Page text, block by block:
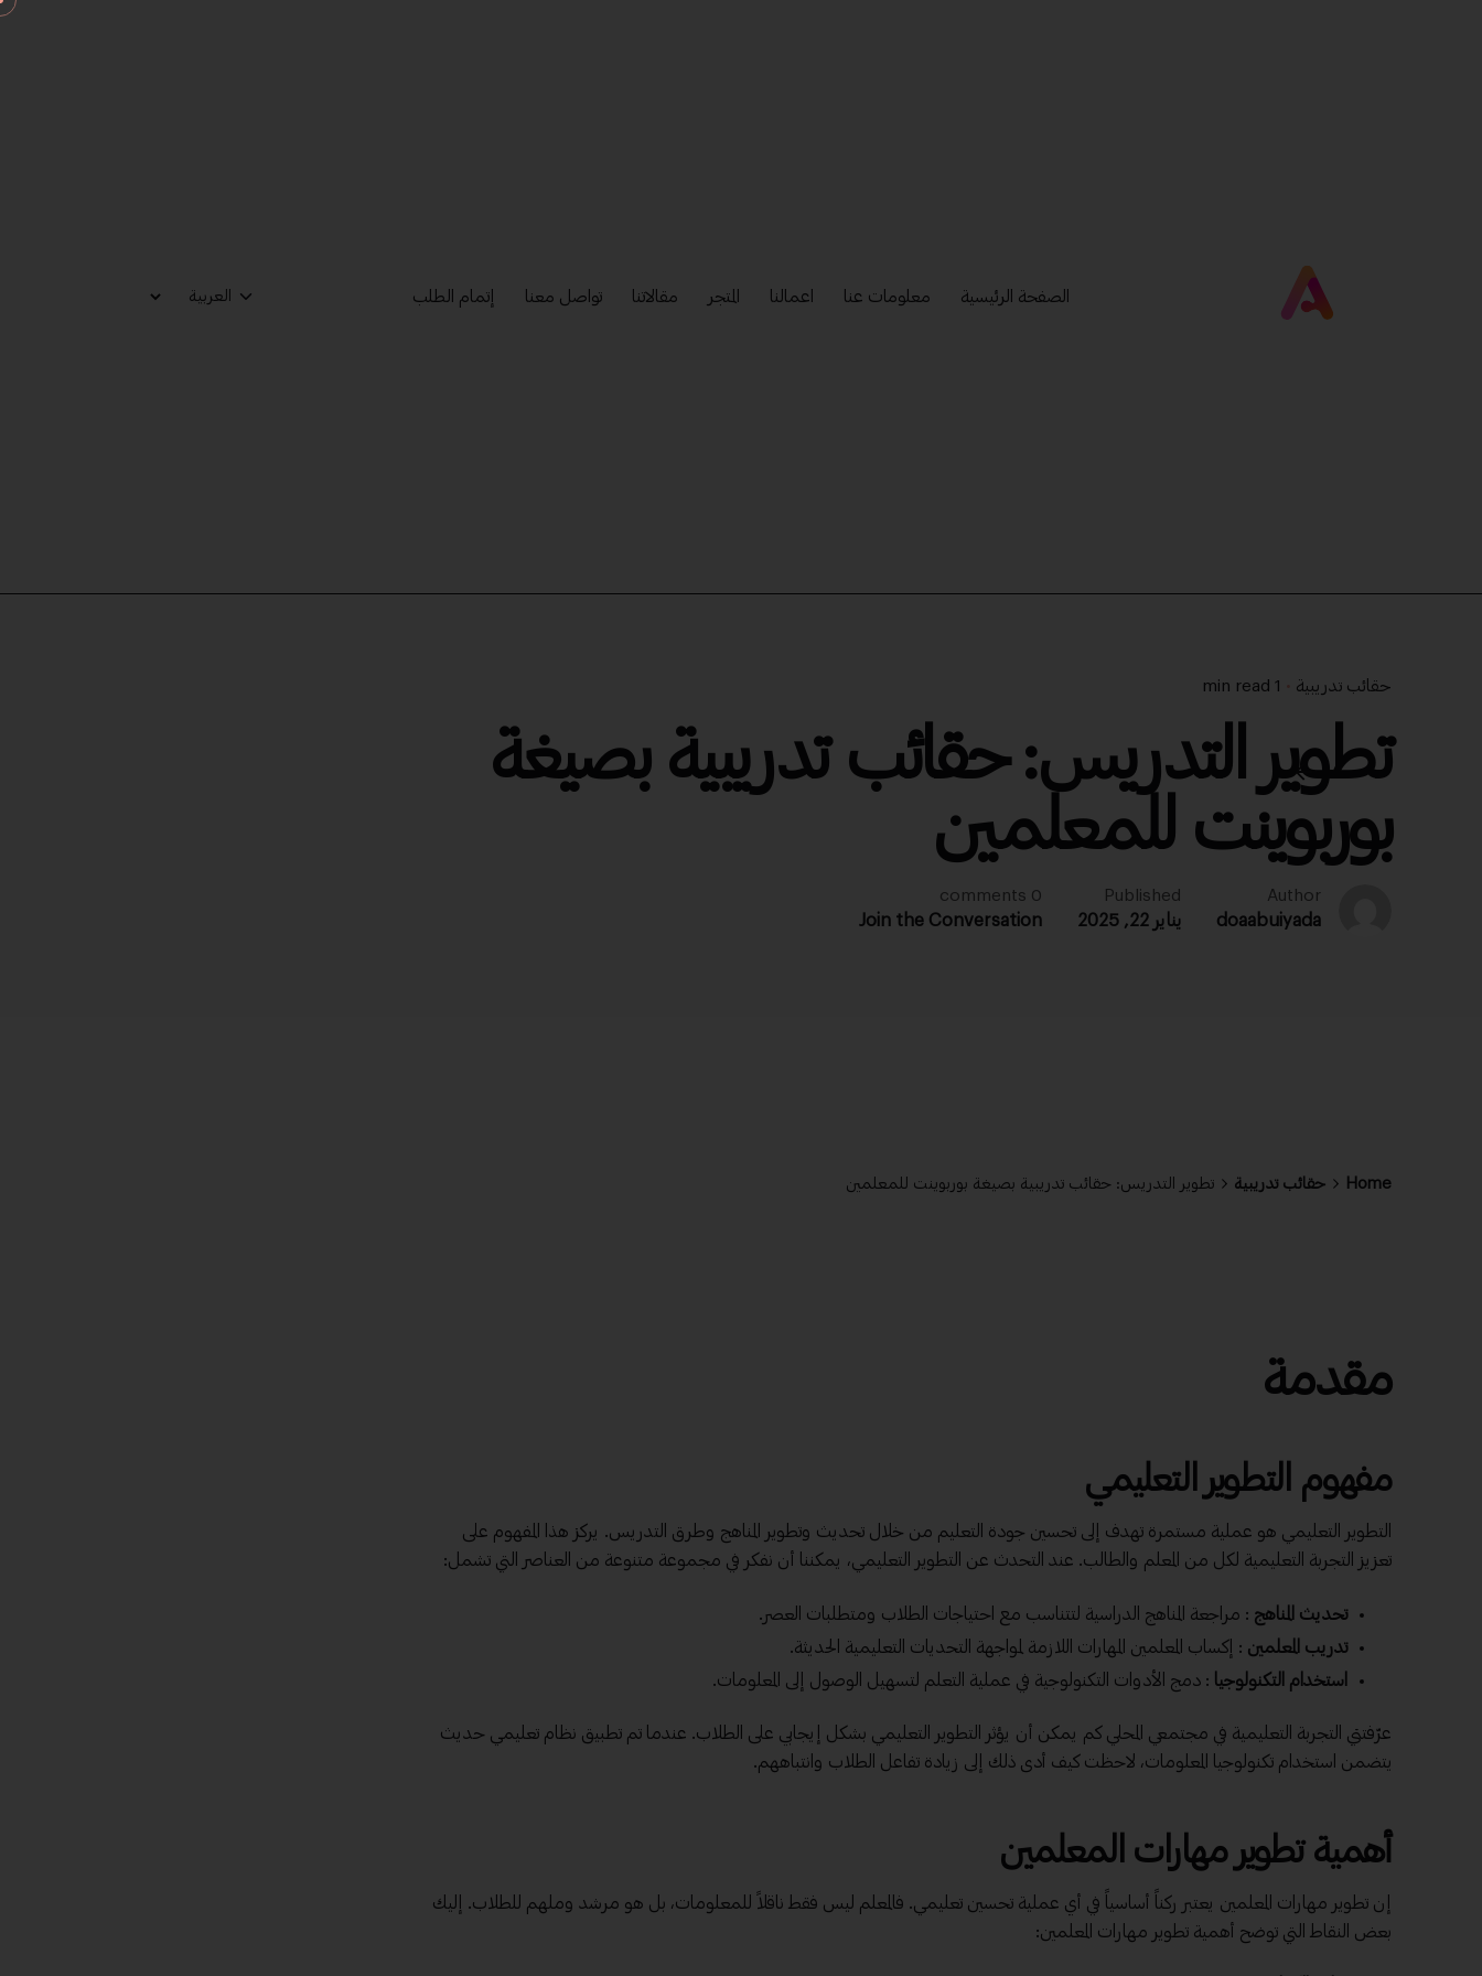
الصفحة الرئيسية معلومات عنا اعمالنا المتجر مقالاتنا تواصل معنا إتمام الطلب
حقائب تدريبية 1 min read
تطوير التدريس: حقائب تدريبية بصيغة
بوربوينت للمعلمين
Author
doaabuiyada
Published
يناير 22, 2025
0 comments
Join the Conversation
Home حقائب تدريبية تطوير التدريس: حقائب تدريبية بصيغة بوربوينت للمعلمين
مقدمة
مفهوم التطوير التعليمي
التطوير التعليمي هو عملية مستمرة تهدف إلى تحسين جودة التعليم من خلال تحديث وتطوير المناهج وطرق التدريس. يركز هذا المفهوم على
تعزيز التجربة التعليمية لكل من المعلم والطالب. عند التحدث عن التطوير التعليمي، يمكننا أن نفكر في مجموعة متنوعة من العناصر التي تشمل:
تحديث المناهج : مراجعة المناهج الدراسية لتتناسب مع احتياجات الطلاب ومتطلبات العصر.
تدريب المعلمين : إكساب المعلمين المهارات اللازمة لمواجهة التحديات التعليمية الحديثة.
استخدام التكنولوجيا : دمج الأدوات التكنولوجية في عملية التعلم لتسهيل الوصول إلى المعلومات.
عرّفتني التجربة التعليمية في مجتمعي المحلي كم يمكن أن يؤثر التطوير التعليمي بشكل إيجابي على الطلاب. عندما تم تطبيق نظام تعليمي حديث
يتضمن استخدام تكنولوجيا المعلومات، لاحظت كيف أدى ذلك إلى زيادة تفاعل الطلاب وانتباههم.
أهمية تطويرمهارات المعلمين
إن تطوير مهارات المعلمين يعتبر ركناً أساسياً في أي عملية تحسين تعليمي. فالمعلم ليس فقط ناقلاً للمعلومات، بل هو مرشد وملهم للطلاب. إليك
بعض النقاط التي توضح أهمية تطوير مهارات المعلمين: